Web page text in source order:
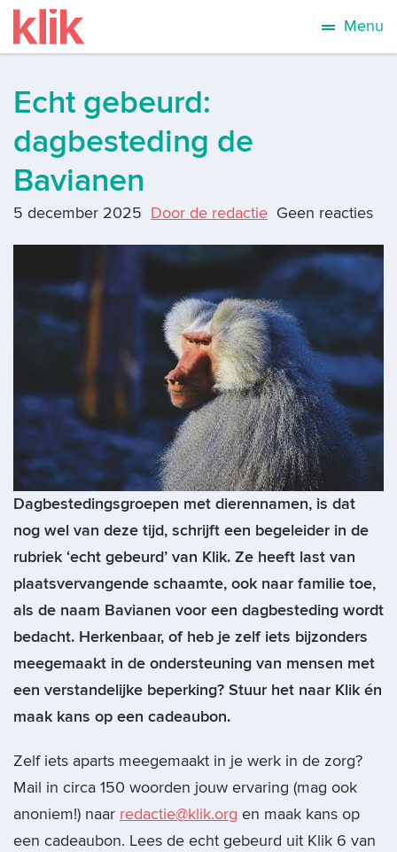
Menu
Echt gebeurd:
dagbesteding de
Bavianen
5 december 2025 Door de redactie Geen reacties
Dagbestedingsgroepen met dierennamen, is dat
nog wel van deze tijd, schrijft een begeleider in de
rubriek ‘echt gebeurd’ van Klik. Ze heeft last van
plaatsvervangende schaamte, ook naar familie toe,
als de naam Bavianen voor een dagbesteding wordt
bedacht. Herkenbaar, of heb je zelf iets bijzonders
meegemaakt in de ondersteuning van mensen met
een verstandelijke beperking? Stuur het naar Klik én
maak kans op een cadeaubon.
Zelf iets aparts meegemaakt in je werk in de zorg?
Mail in circa 150 woorden jouw ervaring (mag ook
anoniem!) naar redactie@klik.org en maak kans op
een cadeaubon. Lees de echt gebeurd uit Klik 6 van